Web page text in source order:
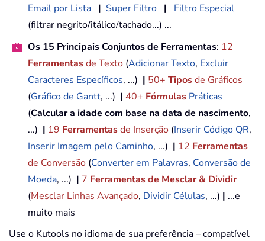
Email por Lista | Super Filtro |
Filtro Especial
(filtrar negrito/itálico/tachado...) ...
Os 15 Principais Conjuntos de Ferramentas: 12
Ferramentasde Texto (Adicionar Texto, Excluir
Caracteres Específicos, ...) | 50+ Tiposde Gráficos
(Gráfico de Gantt, ...) | 40+ Fórmulas Práticas
(Calcular a idade com base na data de nascimento,
...) | 19 Ferramentasde Inserção (Inserir Código QR,
Inserir Imagem pelo Caminho, ...) | 12 Ferramentas
de Conversão (Converter em Palavras, Conversão de
Moeda, ...) | 7 Ferramentas de Mesclar & Dividir
(Mesclar Linhas Avançado, Dividir Células, ...) | ...e
muito mais
Use o Kutools no idioma de sua preferência – compatível